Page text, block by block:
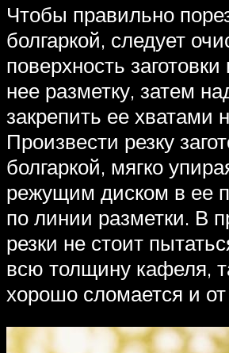
Чтобы правильно
болгаркой, следует
поверхность
нее разметку, затем
закрепить ее хватами
Произвести резку
болгаркой, мягко
режущим диском в ее
по линии разметки. В
резки не стоит
всю толщину кафеля,
хорошо сломается и